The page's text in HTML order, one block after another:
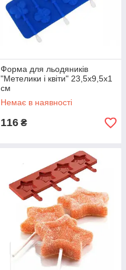
Форма для льодяників
"Метелики і квіти" 23,5х9,5х1
см
Немає в наявності
116 ₴